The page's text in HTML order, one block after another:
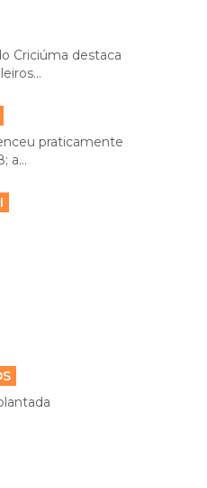
Criciúma destaca
praticamente
a...